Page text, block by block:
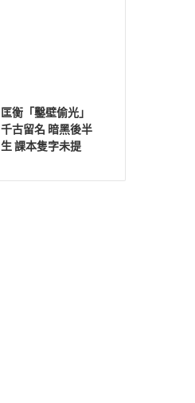
匡衡「鑿壁偷光」
千古留名 暗黑後半
生 課本隻字未提